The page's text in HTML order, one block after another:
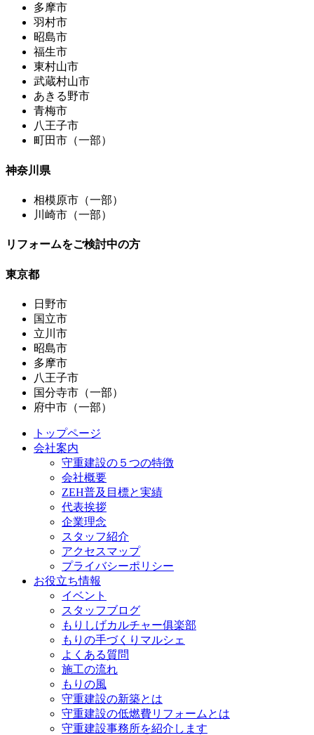
多摩市
羽村市
昭島市
福生市
東村山市
武蔵村山市
あきる野市
青梅市
八王子市
町田市（一部）
神奈川県
相模原市（一部）
川崎市（一部）
リフォームをご検討中の方
東京都
日野市
国立市
立川市
昭島市
多摩市
八王子市
国分寺市（一部）
府中市（一部）
トップページ
会社案内
守重建設の５つの特徴
会社概要
ZEH普及目標と実績
代表挨拶
企業理念
スタッフ紹介
アクセスマップ
プライバシーポリシー
お役立ち情報
イベント
スタッフブログ
もりしげカルチャー俱楽部
もりの手づくりマルシェ
よくある質問
施工の流れ
もりの風
守重建設の新築とは
守重建設の低燃費リフォームとは
守重建設事務所を紹介します